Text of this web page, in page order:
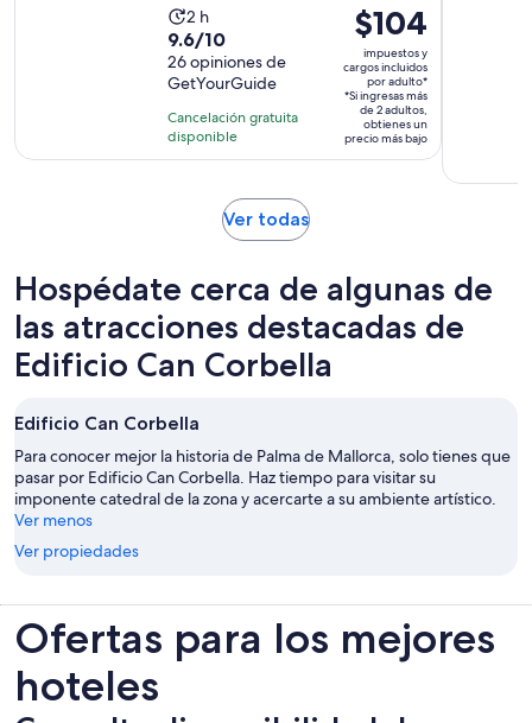
La
actividad
dura
2
horas
2 h
9.6
de
10
con
26
opiniones
9.6/10
26 opiniones de
GetYourGuide
Cancelación gratuita
disponible
El
precio
es
de
$104.
por
adulto*
$104
impuestos y
cargos incluidos
por adulto*
*Si ingresas más
de 2 adultos,
obtienes un
precio más bajo
Ver todasSe
una
nueva
pestaña
Hospédate cerca de algunas de
las atracciones destacadas de
Edificio Can Corbella
Edificio Can Corbella
Para conocer mejor la historia de Palma de Mallorca, solo tienes que
pasar por Edificio Can Corbella. Haz tiempo para visitar su
imponente catedral de la zona y acercarte a su ambiente artístico.
Ver menos
Ver propiedades
Ofertas para los mejores
hoteles